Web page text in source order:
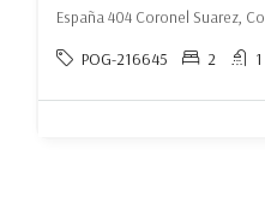
España 404 Coronel Suarez,
POG-216645 2 1